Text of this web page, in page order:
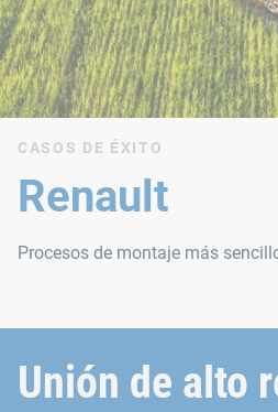
CASOS DE ÉXITO
Renault
Procesos de montaje más
Unión de alto